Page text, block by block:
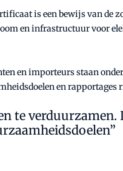
is een bewijs van
en infrastructuur voor
en importeurs staan
en rapportages
te verduurzamen.